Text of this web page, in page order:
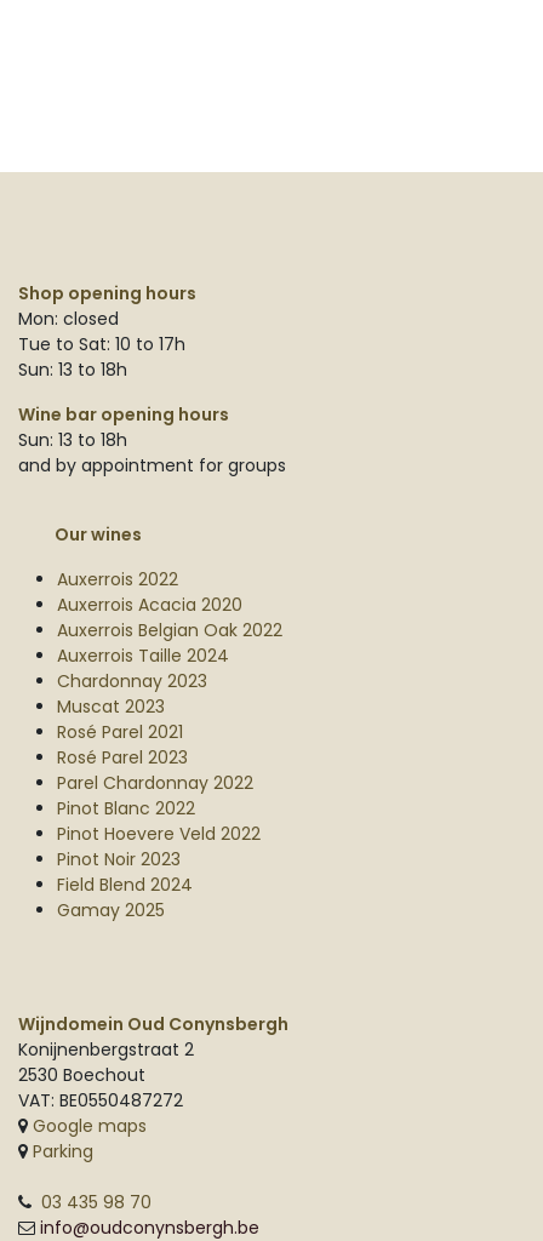
Shop opening hours
Mon: closed
Tue to Sat: 10 to 17h
Sun: 13 to 18h
Wine bar opening hours
Sun: 13 to 18h
and by appointment for groups
Our wines
Auxerrois 2022
Auxerrois Acacia 2020
Auxerrois Belgian Oak 2022
Auxerrois Taille 2024
Chardonnay 2023
Muscat 2023
Rosé Parel 2021
Rosé Parel 2023
Parel Chardonnay 2022
Pinot Blanc 2022
Pinot Hoevere Veld 2022
Pinot Noir 2023
Field Blend 2024
Gamay 2025
Wijndomein Oud Conynsbergh
Konijnenbergstraat 2
2530 Boechout
VAT: BE0550487272
Google maps
Parking
03 435 98 70
info@oudconynsbergh.be